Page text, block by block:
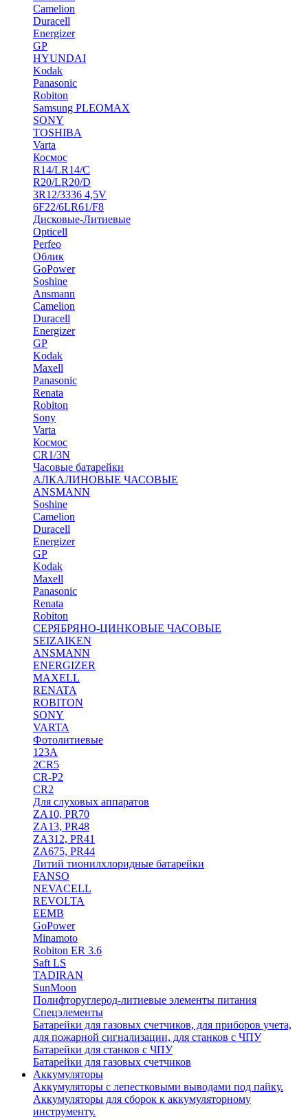
Camelion
Duracell
Energizer
GP
HYUNDAI
Kodak
Panasonic
Robiton
Samsung PLEOMAX
SONY
TOSHIBA
Varta
Космос
R14/LR14/C
R20/LR20/D
3R12/3336 4,5V
6F22/6LR61/F8
Дисковые-Литиевые
Opticell
Perfeo
Облик
GoPower
Soshine
Ansmann
Camelion
Duracell
Energizer
GP
Kodak
Maxell
Panasonic
Renata
Robiton
Sony
Varta
Космос
CR1/3N
Часовые батарейки
АЛКАЛИНОВЫЕ ЧАСОВЫЕ
ANSMANN
Soshine
Camelion
Duracell
Energizer
GP
Kodak
Maxell
Panasonic
Renata
Robiton
СЕРЯБРЯНО-ЦИНКОВЫЕ ЧАСОВЫЕ
SEIZAIKEN
ANSMANN
ENERGIZER
MAXELL
RENATA
ROBITON
SONY
VARTA
Фотолитиевые
123A
2CR5
CR-P2
CR2
Для слуховых аппаратов
ZA10, PR70
ZA13, PR48
ZA312, PR41
ZA675, PR44
Литий тионилхлоридные батарейки
FANSO
NEVACELL
REVOLTA
EEMB
GoPower
Minamoto
Robiton ER 3.6
Saft LS
TADIRAN
SunMoon
Полифторуглерод-литиевые элементы питания
Спецэлементы
Батарейки для газовых счетчиков, для приборов учета,
для пожарной сигнализации, для станков с ЧПУ
Батарейки для станков с ЧПУ
Батарейки для газовых счетчиков
Аккумуляторы
Аккумуляторы с лепестковыми выводами под пайку.
Аккумуляторы для сборок к аккумуляторному
инструменту.